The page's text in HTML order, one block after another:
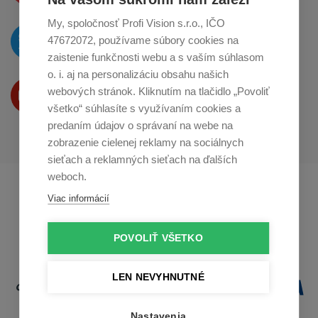
My, spoločnosť Profi Vision s.r.o., IČO
47672072, používame súbory cookies na
zaistenie funkčnosti webu a s vaším súhlasom
o. i. aj na personalizáciu obsahu našich
webových stránok. Kliknutím na tlačidlo „Povoliť
všetko“ súhlasíte s využívaním cookies a
predaním údajov o správaní na webe na
zobrazenie cielenej reklamy na sociálnych
sieťach a reklamných sieťach na ďalších
weboch.
Viac informácií
POVOLIŤ VŠETKO
LEN NEVYHNUTNÉ
O novinkách píšeme
naTwitteri
Produkty Vám predstavujeme
na Youtube
Profikuchař.cz